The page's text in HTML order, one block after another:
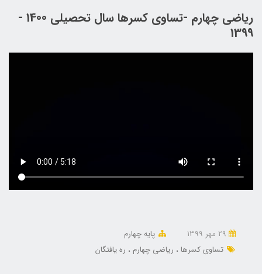
ریاضی چهارم -تساوی کسرها سال تحصیلی 1400 -
1399
پایه چهارم
تساوی کسرها
ریاضی چهارم ره یافتگان